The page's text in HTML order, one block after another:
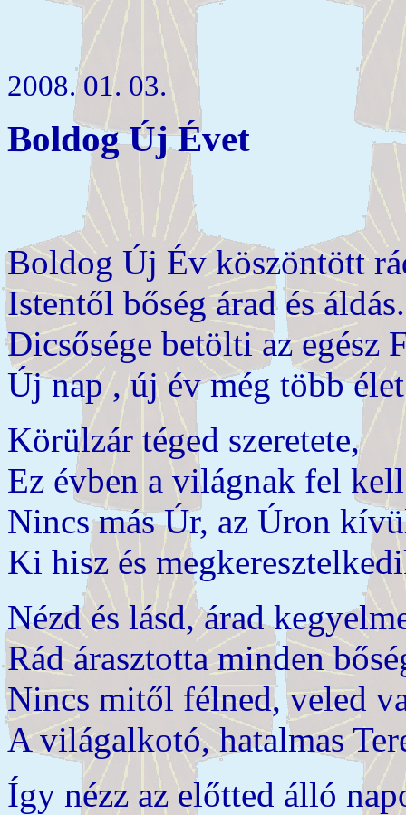
2008. 01. 03.
Boldog Új Évet
Boldog Új Év köszöntött
Istentől bőség árad és áldás.
Dicsősége betölti az egész
Új nap , új év még több
Körülzár téged szeretete,
Ez évben a világnak fel
Nincs más Úr, az Úron
Ki hisz és
Nézd és lásd, árad
Rád árasztotta minden
Nincs mitől félned, veled
A világalkotó, hatalmas
Így nézz az előtted álló